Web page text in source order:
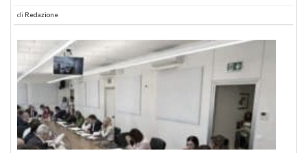
di Redazione